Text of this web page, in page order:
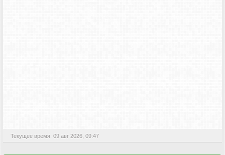
Текущее время: 09 авг 2026, 09:47